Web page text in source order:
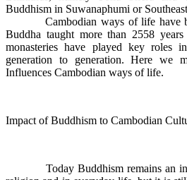
Buddhism in Suwanaphumi or
Cambodian ways of life have
Buddha taught more than 2558
monasteries have played key roles
generation to generation. Here we
Influences Cambodian ways of life.
Impact of Buddhism to Cambodian
Today Buddhism remains an